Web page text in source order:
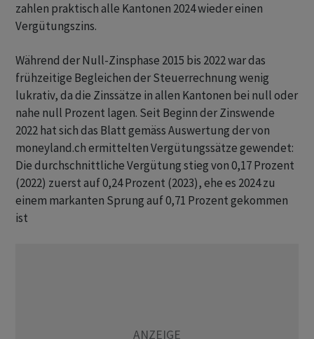
zahlen praktisch alle Kantonen 2024 wieder einen
Vergütungszins.
Während der Null-Zinsphase 2015 bis 2022 war das
frühzeitige Begleichen der Steuerrechnung wenig
lukrativ, da die Zinssätze in allen Kantonen bei null oder
nahe null Prozent lagen. Seit Beginn der Zinswende
2022 hat sich das Blatt gemäss Auswertung der von
moneyland.ch ermittelten Vergütungssätze gewendet:
Die durchschnittliche Vergütung stieg von 0,17 Prozent
(2022) zuerst auf 0,24 Prozent (2023), ehe es 2024 zu
einem markanten Sprung auf 0,71 Prozent gekommen
ist